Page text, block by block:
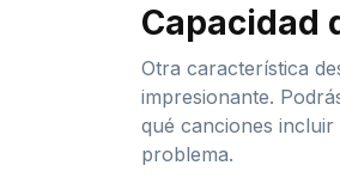
Capacidad
Otra característica
impresionante.
qué canciones
problema.